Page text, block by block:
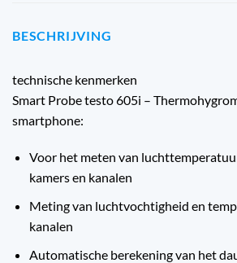
BESCHRIJVING
technische kenmerken
Smart Probe testo 605i –
smartphone:
Voor het meten van
kamers en kanalen
Meting van luchtvochtigheid en
kanalen
Automatische berekening van het